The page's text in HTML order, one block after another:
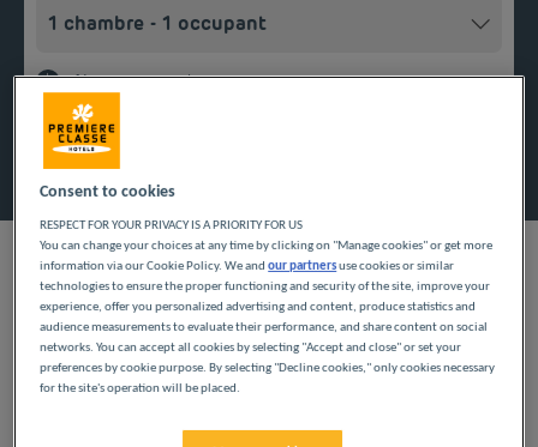
Ajouter un code
Réservez une chambre dans notre hôtel pas cher à Créteil et
bénéficiez d’un hébergement avec un bon rapport qualité-prix
et des nombreux services. Dès votre arrivée, vous pourrez
ensuite vos valises dans une chambre à la décoration moderne
Consent to cookies
RESPECT FOR YOUR PRIVACY IS A PRIORITY FOR US
You can change your choices at any time by clicking on "Manage cookies" or get more
information via our Cookie Policy. We andour partnersuse cookies or similar
technologies to ensure the proper functioning and security of the site, improve your
experience, offer you personalized advertising and content, produce statistics and
audience measurements to evaluate their performance, and share content on social
networks. You can accept all cookies by selecting "Accept and close" or set your
preferences by cookie purpose. By selecting "Decline cookies," only cookies necessary
for the site's operation will be placed.